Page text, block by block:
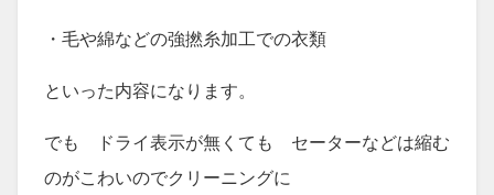
・毛や綿などの強撚糸加工での衣類
といった内容になります。
でも ドライ表示が無くても セーターなどは縮む
のがこわいのでクリーニングに